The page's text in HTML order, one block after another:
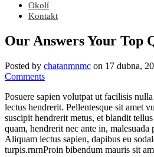
Okolí
Kontakt
Our Answers Your Top
Posted by chatanmnmc on 17 dubna,
Comments
Posuere sapien volutpat ut facilisis
lectus hendrerit. Pellentesque sit amet
suscipit hendrerit metus, et blandit
quam, hendrerit nec ante in, malesuada
Aliquam lectus sapien, dapibus eu
turpis.rnrnProin bibendum mauris sit